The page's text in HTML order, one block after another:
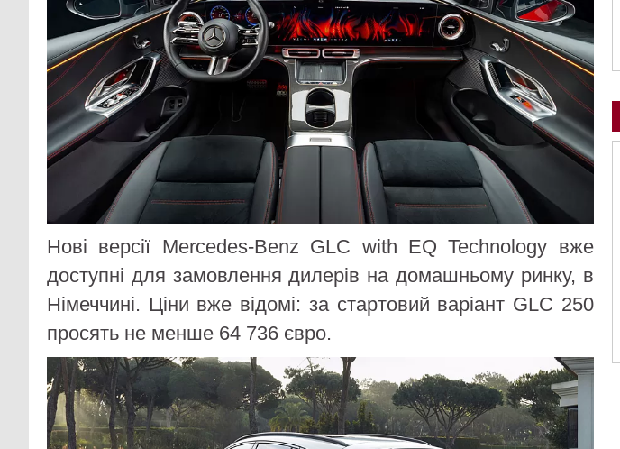
Нові версії Mercedes-Benz GLC with EQ Technology вже
доступні для замовлення дилерів на домашньому ринку, в
Німеччині. Ціни вже відомі: за стартовий варіант GLC 250
просять не менше 64 736 євро.